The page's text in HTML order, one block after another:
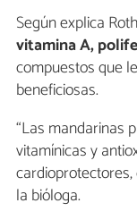
Según explica
vitamina A,
compuestos que
beneficiosas.
“Las mandarinas
vitamínicas y
la bióloga.